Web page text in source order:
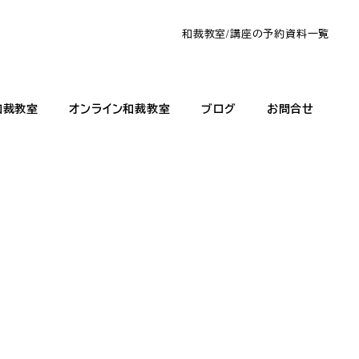
和裁教室/講座の予約資料一覧
裁教室 オンライン和裁教室 ブログ お問合せ